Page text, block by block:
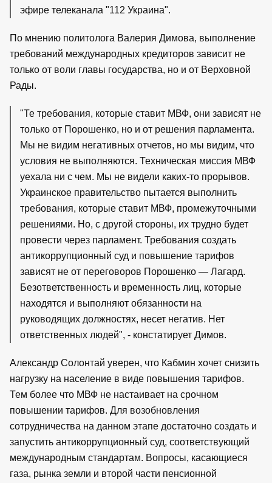
эфире телеканала "112 Украина".
По мнению политолога Валерия Димова, выполнение
требований международных кредиторов зависит не
только от воли главы государства, но и от Верховной
Рады.
"Те требования, которые ставит МВФ, они зависят не
только от Порошенко, но и от решения парламента.
Мы не видим негативных отчетов, но мы видим, что
условия не выполняются. Техническая миссия МВФ
уехала ни с чем. Мы не видели каких-то прорывов.
Украинское правительство пытается выполнить
требования, которые ставит МВФ, промежуточными
решениями. Но, с другой стороны, их трудно будет
провести через парламент. Требования создать
антикоррупционный суд и повышение тарифов
зависят не от переговоров Порошенко — Лагард.
Безответственность и временность лиц, которые
находятся и выполняют обязанности на
руководящих должностях, несет негатив. Нет
ответственных людей", - констатирует Димов.
Александр Солонтай уверен, что Кабмин хочет снизить
нагрузку на население в виде повышения тарифов.
Тем более что МВФ не настаивает на срочном
повышении тарифов. Для возобновления
сотрудничества на данном этапе достаточно создать и
запустить антикоррупционный суд, соответствующий
международным стандартам. Вопросы, касающиеся
газа, рынка земли и второй части пенсионной